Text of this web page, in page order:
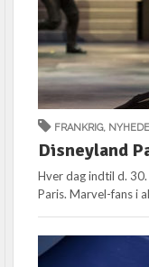
FRANKRIG,
Disneyland
Hver dag indtil d.
Paris. Marvel-fans i